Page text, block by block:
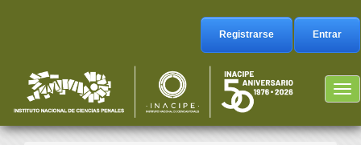
Barra
lateral
Registrarse Entrar